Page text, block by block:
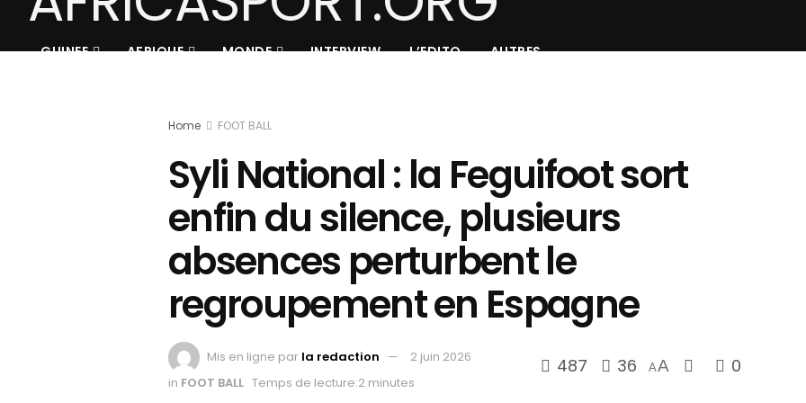
GUINEE AFRIQUE MONDE INTERVIEW L’EDITO AUTRES
Home FOOT BALL
Syli National : la Feguifoot sort
enfin du silence, plusieurs
absences perturbent le
regroupement en Espagne
Mis en ligne par la redaction
2 juin 2026
in FOOT BALL Temps de lecture:2 minutes
487 36 AA 0